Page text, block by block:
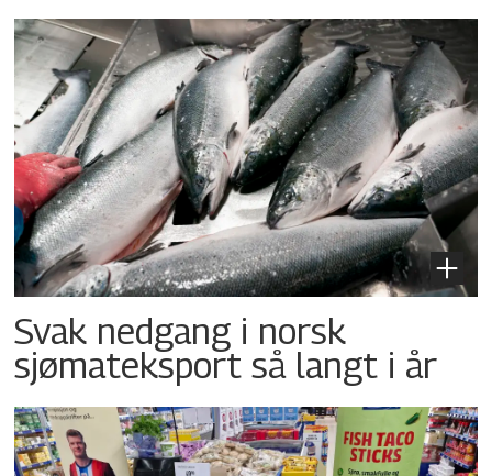
Svak nedgang i norsk
sjømateksport så langt i år